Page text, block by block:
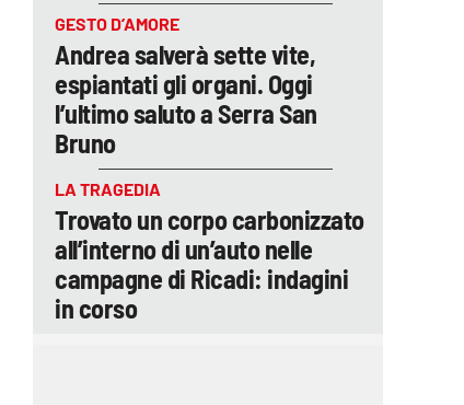
GESTO D’AMORE
Andrea salverà sette vite,
espiantati gli organi. Oggi
l’ultimo saluto a Serra San
Bruno
LA TRAGEDIA
Trovato un corpo carbonizzato
all’interno di un’auto nelle
campagne di Ricadi: indagini
in corso